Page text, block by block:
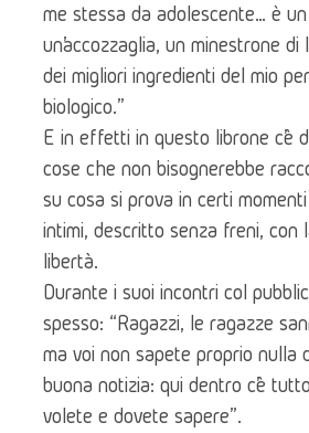
me stessa da adolescente… è un
un’accozzaglia, un minestrone
dei migliori ingredienti del mio
biologico.”
E in effetti in questo librone c’è
cose che non bisognerebbe
su cosa si prova in certi
intimi, descritto senza freni, con
libertà.
Durante i suoi incontri col
spesso: “Ragazzi, le ragazze
ma voi non sapete proprio nulla
buona notizia: qui dentro c’è
volete e dovete sapere”.